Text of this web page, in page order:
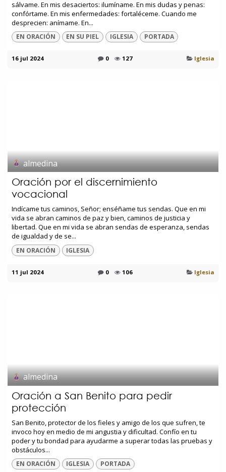
sálvame. En mis desaciertos: ilumíname. En mis dudas y penas:
confórtame. En mis enfermedades: fortaléceme. Cuando me
desprecien: anímame. En...
EN ORACIÓN EN SU PIEL IGLESIA PORTADA
16 jul 2024 0 127 Iglesia
almedina
Oración por el discernimiento
vocacional
Indícame tus caminos, Señor; enséñame tus sendas. Que en mi
vida se abran caminos de paz y bien, caminos de justicia y
libertad. Que en mi vida se abran sendas de esperanza, sendas
de igualdad y de se...
EN ORACIÓN IGLESIA
11 jul 2024 0 106 Iglesia
almedina
Oración a San Benito para pedir
protección
San Benito, protector de los fieles y amigo de los que sufren, te
invoco hoy en medio de mi angustia y dificultad. Confío en tu
poder y tu bondad para ayudarme a superar todas las pruebas y
obstáculos...
EN ORACIÓN IGLESIA PORTADA